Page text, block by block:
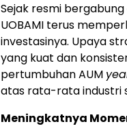
Sejak resmi bergabung
UOBAMI terus
investasinya. Upaya
yang kuat dan
pertumbuhan AUM
atas rata-rata industri
Meningkatnya